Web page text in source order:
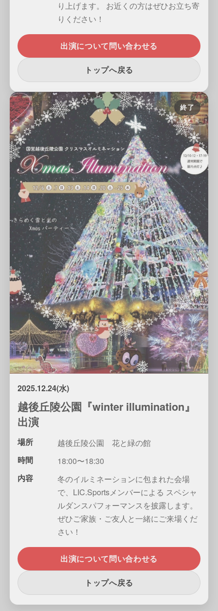
り上げます。 お近くの方はぜひお立ち寄
りください！
出演について問い合わせる
トップへ戻る
2025.12.24(水)
越後丘陵公園『winter illumination』
出演
場所
越後丘陵公園 花と緑の館
時間
18:00〜18:30
内容
冬のイルミネーションに包まれた会場
で、LIC.Sportsメンバーによる スペシャ
ルダンスパフォーマンスを披露します。
ぜひご家族・ご友人と一緒にご来場くだ
さい！
出演について問い合わせる
トップへ戻る